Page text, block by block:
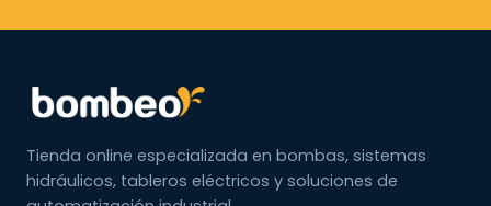
Tienda online especializada en bombas, sistemas
hidráulicos, tableros eléctricos y soluciones de